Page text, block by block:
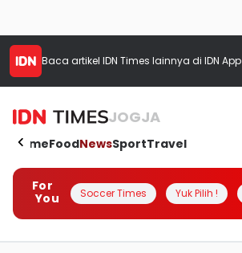
Baca artikel IDN Times lainnya di IDN App
JOGJA
HomeFoodNewsSportTravel
For
You
Soccer Times Yuk Pilih !